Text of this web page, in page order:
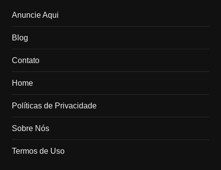
Anuncie Aqui
Blog
Contato
Home
Políticas de Privacidade
Sobre Nós
Termos de Uso